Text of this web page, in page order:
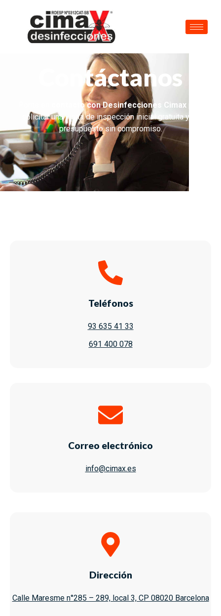
Contáctanos
contacto con Desinfecciones Cimaxpara
solicitar una visita de inspección inicial gratuita y un
presupuesto sin compromiso.
Teléfonos
93 635 41 33
691 400 078
Correo electrónico
info@cimax.es
Dirección
Calle Maresme n°285 – 289, local 3, CP 08020 Barcelona